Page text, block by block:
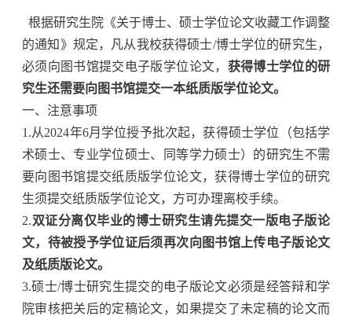
根据研究生院《关于博士、硕士学位论文收藏工作调整
的通知》规定，凡从我校获得硕士/博士学位的研究生，
必须向图书馆提交电子版学位论文， 获得博士学位的研
究生还需要向图书馆提交一本纸质版学位论文。
一、注意事项
1.从2024年6月学位授予批次起，获得硕士学位（包括学
术硕士、专业学位硕士、同等学力硕士）的研究生不需
要向图书馆提交纸质版学位论文，获得博士学位的研究
生须提交纸质版学位论文，方可办理离校手续。
2.双证分离仅毕业的博士研究生请先提交一版电子版论
文，待被授予学位证后须再次向图书馆上传电子版论文
及纸质版论文。
3.硕士/博士研究生提交的电子版论文必须是经答辩和学
院审核把关后的定稿论文，如果提交了未定稿的论文而